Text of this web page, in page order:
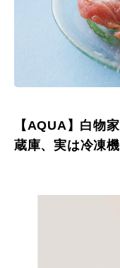
【AQUA】白物
蔵庫、実は冷凍